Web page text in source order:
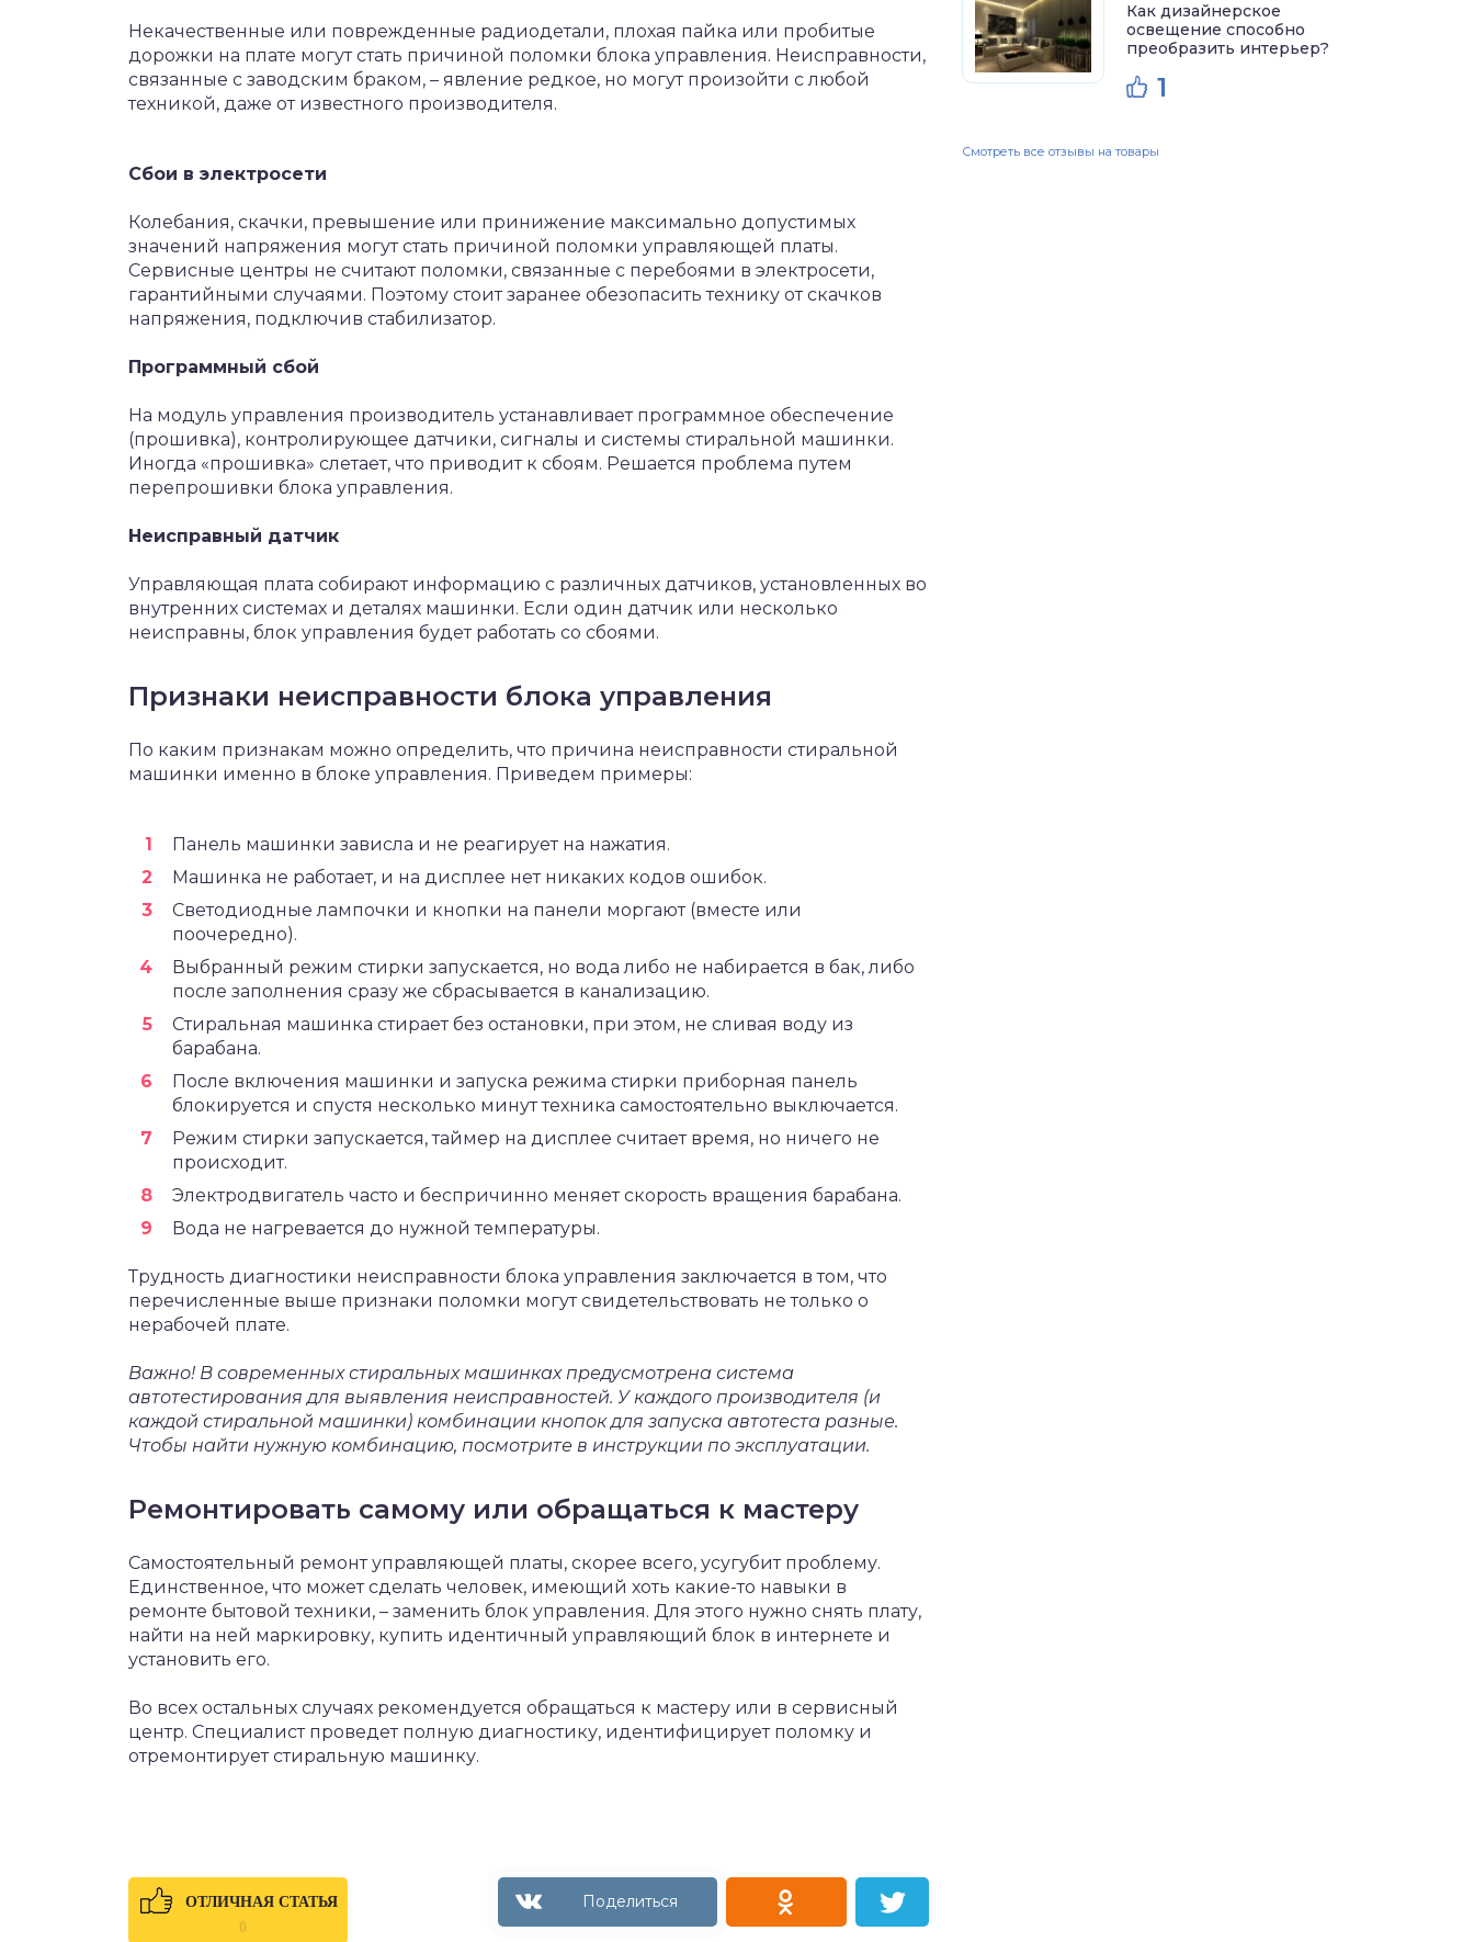
Некачественные или поврежденные радиодетали, плохая пайка или пробитые
дорожки на плате могут стать причиной поломки блока управления. Неисправности,
связанные с заводским браком, – явление редкое, но могут произойти с любой
техникой, даже от известного производителя.
Сбои в электросети
Колебания, скачки, превышение или принижение максимально допустимых
значений напряжения могут стать причиной поломки управляющей платы.
Сервисные центры не считают поломки, связанные с перебоями в электросети,
гарантийными случаями. Поэтому стоит заранее обезопасить технику от скачков
напряжения, подключив стабилизатор.
Программный сбой
На модуль управления производитель устанавливает программное обеспечение
(прошивка), контролирующее датчики, сигналы и системы стиральной машинки.
Иногда «прошивка» слетает, что приводит к сбоям. Решается проблема путем
перепрошивки блока управления.
Неисправный датчик
Управляющая плата собирают информацию с различных датчиков, установленных во
внутренних системах и деталях машинки. Если один датчик или несколько
неисправны, блок управления будет работать со сбоями.
Признаки неисправности блока управления
По каким признакам можно определить, что причина неисправности стиральной
машинки именно в блоке управления. Приведем примеры:
Панель машинки зависла и не реагирует на нажатия.
Машинка не работает, и на дисплее нет никаких кодов ошибок.
Светодиодные лампочки и кнопки на панели моргают (вместе или
поочередно).
Выбранный режим стирки запускается, но вода либо не набирается в бак, либо
после заполнения сразу же сбрасывается в канализацию.
Стиральная машинка стирает без остановки, при этом, не сливая воду из
барабана.
После включения машинки и запуска режима стирки приборная панель
блокируется и спустя несколько минут техника самостоятельно выключается.
Режим стирки запускается, таймер на дисплее считает время, но ничего не
происходит.
Электродвигатель часто и беспричинно меняет скорость вращения барабана.
Вода не нагревается до нужной температуры.
Трудность диагностики неисправности блока управления заключается в том, что
перечисленные выше признаки поломки могут свидетельствовать не только о
нерабочей плате.
Важно! В современных стиральных машинках предусмотрена система
автотестирования для выявления неисправностей. У каждого производителя (и
каждой стиральной машинки) комбинации кнопок для запуска автотеста разные.
Чтобы найти нужную комбинацию, посмотрите в инструкции по эксплуатации.
Ремонтировать самому или обращаться к мастеру
Самостоятельный ремонт управляющей платы, скорее всего, усугубит проблему.
Единственное, что может сделать человек, имеющий хоть какие-то навыки в
ремонте бытовой техники, – заменить блок управления. Для этого нужно снять плату,
найти на ней маркировку, купить идентичный управляющий блок в интернете и
установить его.
Во всех остальных случаях рекомендуется обращаться к мастеру или в сервисный
центр. Специалист проведет полную диагностику, идентифицирует поломку и
отремонтирует стиральную машинку.
ОТЛИЧНАЯ СТАТЬЯ
0
Как дизайнерское
освещение способно
преобразить интерьер?
1
Смотреть все отзывы на товары